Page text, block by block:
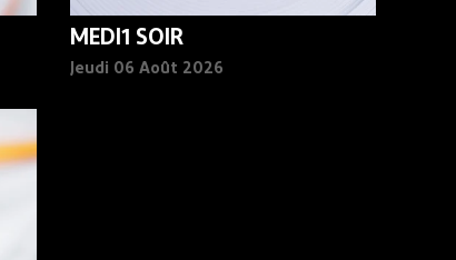
MEDI1 SOIR
Jeudi 06 Août 2026